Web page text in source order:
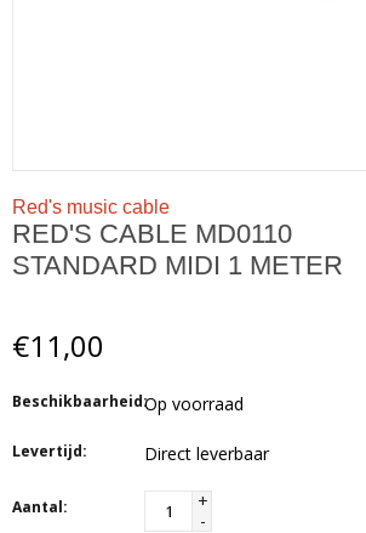
Red's music cable
RED'S CABLE MD0110
STANDARD MIDI 1 METER
€11,00
Beschikbaarheid:Op voorraad
Levertijd: Direct leverbaar
Aantal:
+
-